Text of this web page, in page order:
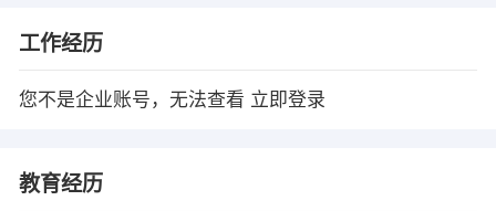
工作经历
您不是企业账号，无法查看 立即登录
教育经历